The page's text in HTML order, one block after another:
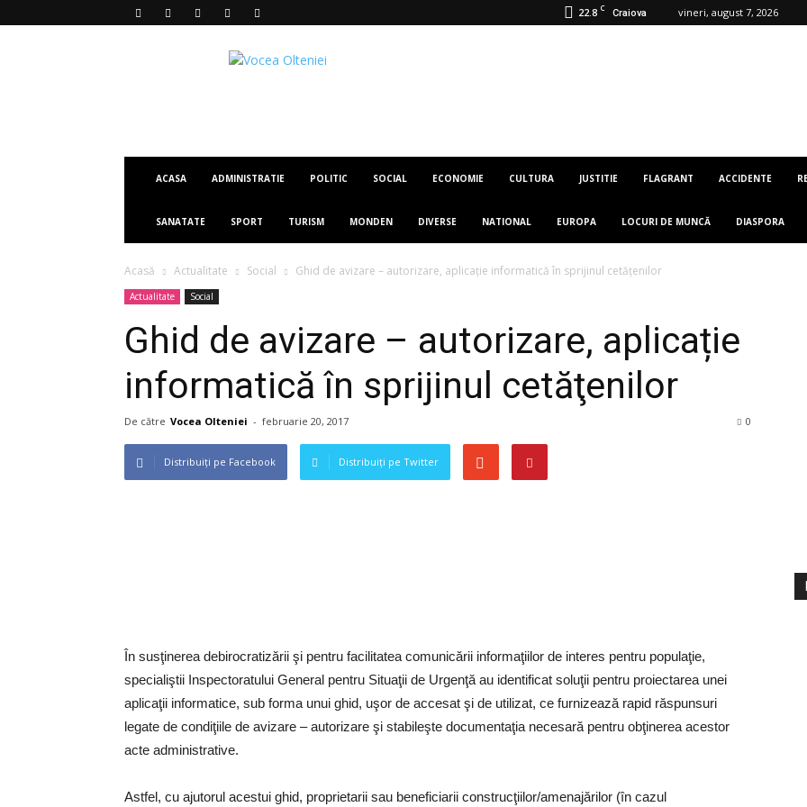
22.8 C Craiova vineri, august 7, 2026
ACASA ADMINISTRATIE POLITIC SOCIAL ECONOMIE CULTURA JUSTITIE FLAGRANT ACCIDENTE
SANATATE SPORT TURISM MONDEN DIVERSE NATIONAL EUROPA LOCURI DE MUNCĂ DIASPORA
Acasă Actualitate Social Ghid de avizare – autorizare, aplicație informatică în sprijinul cetăţenilor
Actualitate Social
Ghid de avizare – autorizare, aplicație
informatică în sprijinul cetăţenilor
De către Vocea Olteniei - februarie 20, 2017 0
Distribuiți pe Facebook Distribuiți pe Twitter
În susţinerea debirocratizării şi pentru facilitatea comunicării informaţiilor de interes pentru populaţie,
specialiştii Inspectoratului General pentru Situaţii de Urgenţă au identificat soluţii pentru proiectarea unei
aplicaţii informatice, sub forma unui ghid, uşor de accesat şi de utilizat, ce furnizează rapid răspunsuri
legate de condiţiile de avizare – autorizare şi stabileşte documentaţia necesară pentru obţinerea acestor
acte administrative.
Astfel, cu ajutorul acestui ghid, proprietarii sau beneficiarii construcţiilor/amenajărilor (în cazul